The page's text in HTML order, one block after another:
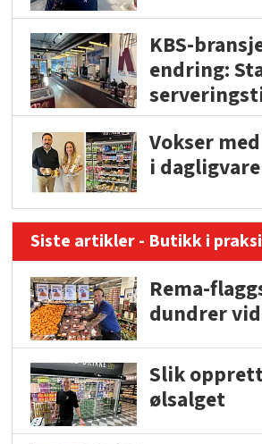
KBS-
endring:
Vokser
i dagligvare
Siste artikler - Butikk i
Rema-
dundrer
Slik
ølsalget